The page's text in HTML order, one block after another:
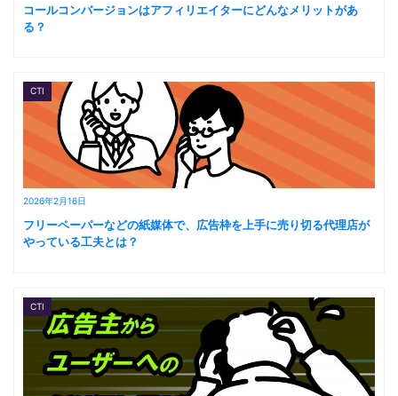
コールコンバージョンはアフィリエイターにどんなメリットがあ
る？
2026年2月16日
CTI
フリーペーパーなどの紙媒体で、広告枠を上手に売り切る代理店が
やっている工夫とは？
CTI